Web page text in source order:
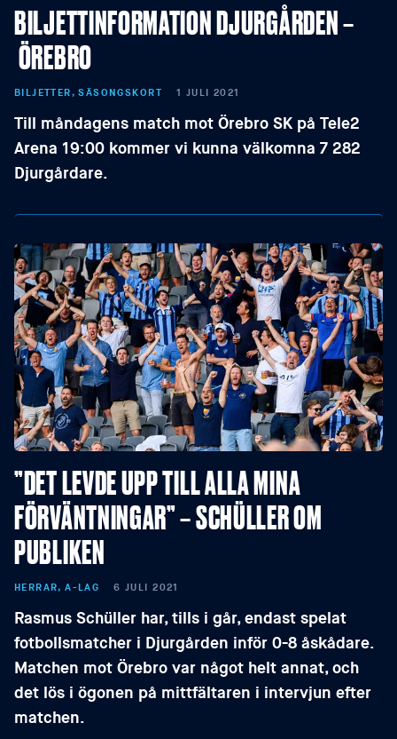
BILJETTINFORMATION DJURGÅRDEN –
ÖREBRO
BILJETTER, SÄSONGSKORT 1 JULI 2021
Till måndagens match mot Örebro SK på Tele2
Arena 19:00 kommer vi kunna välkomna 7 282
Djurgårdare.
”DET LEVDE UPP TILL ALLA MINA
FÖRVÄNTNINGAR” – SCHÜLLER OM
PUBLIKEN
HERRAR, A-LAG 6 JULI 2021
Rasmus Schüller har, tills i går, endast spelat
fotbollsmatcher i Djurgården inför 0-8 åskådare.
Matchen mot Örebro var något helt annat, och
det lös i ögonen på mittfältaren i intervjun efter
matchen.